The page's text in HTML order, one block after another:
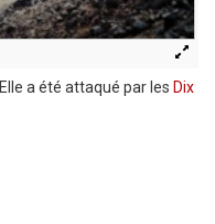
. Elle a été attaqué par les Dix